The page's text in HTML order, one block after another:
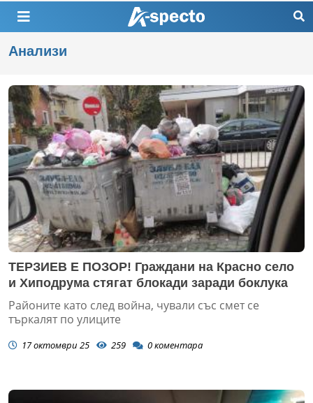
Анализи
ТЕРЗИЕВ Е ПОЗОР! Граждани на Красно село
и Хиподрума стягат блокади заради боклука
Районите като след война, чували със смет се
търкалят по улиците
17 октомври 25 259 0коментара